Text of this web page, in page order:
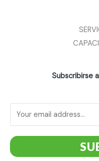
Subscribirse